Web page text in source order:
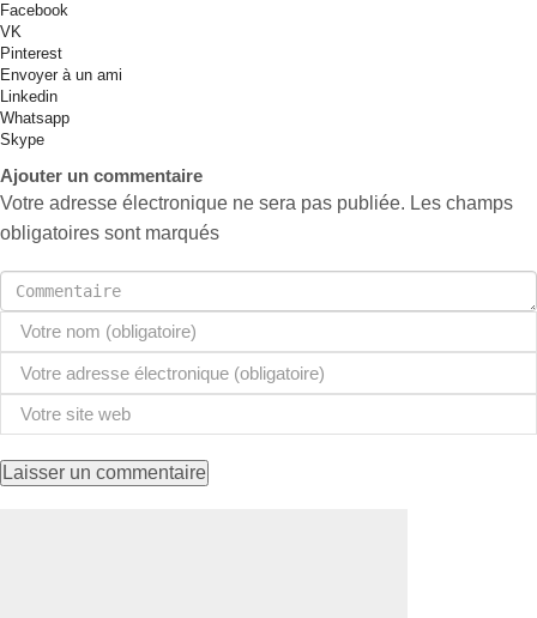
Facebook
VK
Pinterest
Envoyer à un ami
Linkedin
Whatsapp
Skype
Ajouter un commentaire
Votre adresse électronique ne sera pas publiée. Les champs
obligatoires sont marqués